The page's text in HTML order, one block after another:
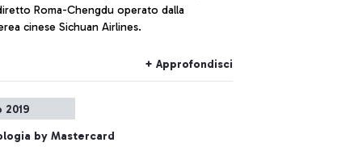
Roma-Chengdu operato dalla
cinese Sichuan Airlines.
+ Approfondisci
2019
by Mastercard